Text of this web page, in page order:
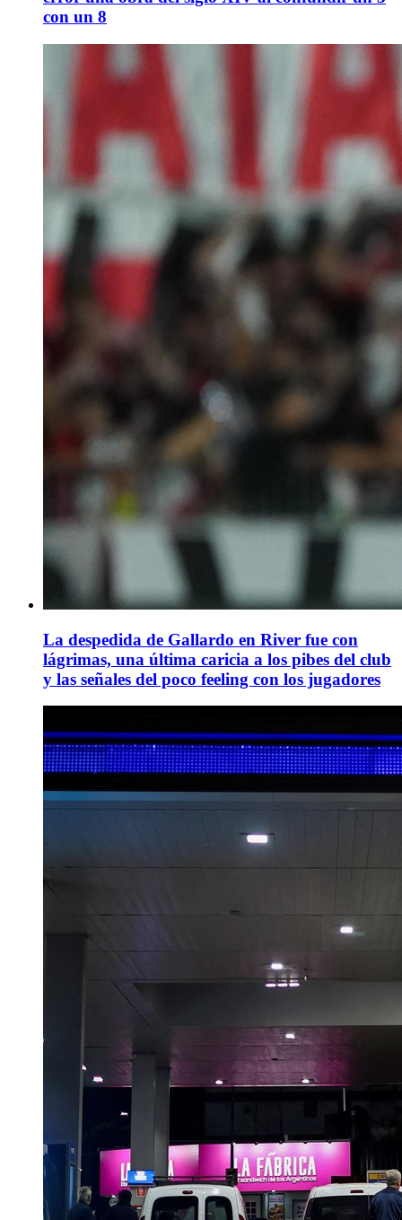
con un 8
La despedida de Gallardo en River fue con
lágrimas, una última caricia a los pibes del club
y las señales del poco feeling con los jugadores